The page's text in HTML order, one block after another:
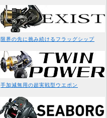
限界の先に挑み続けるフラッグシップ
手加減無用の超実戦型ウエポン